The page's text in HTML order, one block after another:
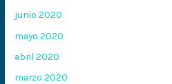
junio 2020
mayo 2020
abril 2020
marzo 2020